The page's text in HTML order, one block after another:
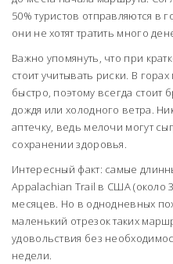
50% туристов отправляются
они не хотят тратить много
Важно упомянуть, что при
стоит учитывать риски. В
быстро, поэтому всегда стоит
дождя или холодного ветра.
аптечку, ведь мелочи могут
сохранении здоровья.
Интересный факт: самые
Appalachian Trail в США (около
месяцев. Но в однодневных
маленький отрезок таких
удовольствия без
недели.